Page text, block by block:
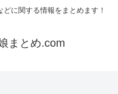
に関する情報をまとめます！
まとめ.com